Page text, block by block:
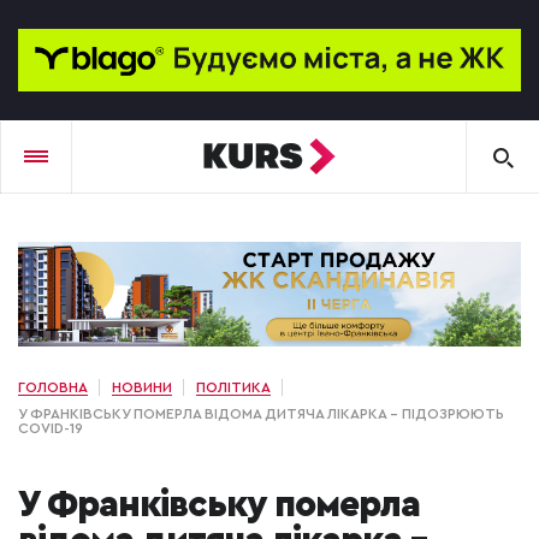
ГОЛОВНА НОВИНИ
ПОЛІТИКА
У ФРАНКІВСЬКУ ПОМЕРЛА ВІДОМА ДИТЯЧА ЛІКАРКА – ПІДОЗРЮЮТЬ
COVID-19
У Франківську померла